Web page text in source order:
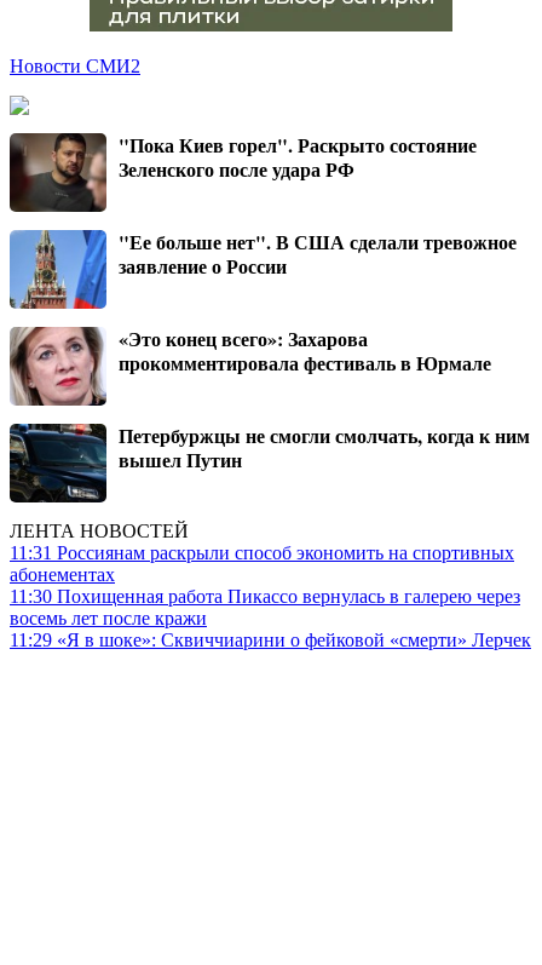
Новости СМИ2
"Пока Киев горел". Раскрыто состояние
Зеленского после удара РФ
"Ее больше нет". В США сделали тревожное
заявление о России
«Это конец всего»: Захарова
прокомментировала фестиваль в Юрмале
Петербуржцы не смогли смолчать, когда к ним
вышел Путин
ЛЕНТА НОВОСТЕЙ
11:31 Россиянам раскрыли способ экономить на спортивных
абонементах
11:30 Похищенная работа Пикассо вернулась в галерею через
восемь лет после кражи
11:29 «Я в шоке»: Сквиччиарини о фейковой «смерти» Лерчек